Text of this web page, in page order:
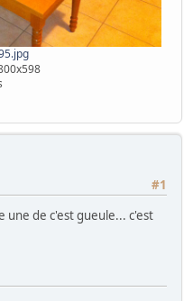
#1
une de c'est gueule... c'est